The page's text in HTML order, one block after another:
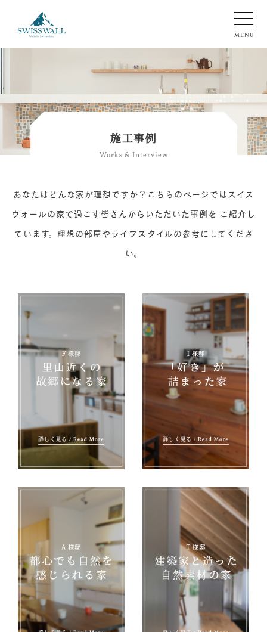
施工事例
Works & Interview
あなたはどんな家が理想ですか？こちらのページではスイス
ウォールの家で過ごす皆さんからいただいた事例を ご紹介し
ています。理想の部屋やライフスタイルの参考にしてくださ
い。